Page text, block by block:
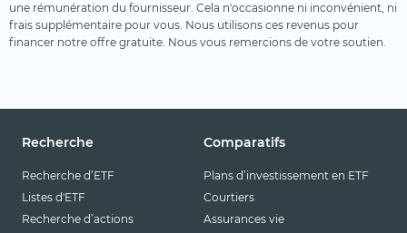
une rémunération du fournisseur. Cela n'occasionne ni inconvénient, ni
frais supplémentaire pour vous. Nous utilisons ces revenus pour
financer notre offre gratuite. Nous vous remercions de votre soutien.
Recherche
Recherche d’ETF
Listes d'ETF
Recherche d’actions
Comparatifs
Plans d’investissement en ETF
Courtiers
Assurances vie